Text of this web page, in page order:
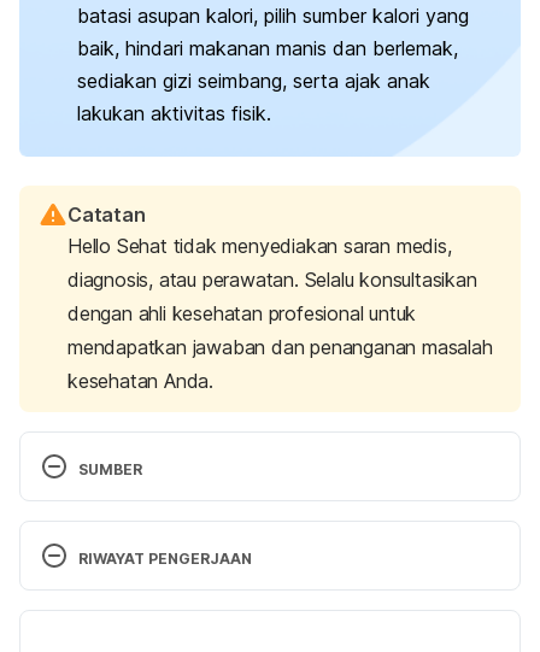
batasi asupan kalori, pilih sumber kalori yang
baik, hindari makanan manis dan berlemak,
sediakan gizi seimbang, serta ajak anak
lakukan aktivitas fisik.
Catatan
Hello Sehat tidak menyediakan saran medis,
diagnosis, atau perawatan. Selalu konsultasikan
dengan ahli kesehatan profesional untuk
mendapatkan jawaban dan penanganan masalah
kesehatan Anda.
SUMBER
Tabel Angka Kebutuhan Gizi. (N.d.). Retrieved 17
October 2024, from
https://p2ptm.kemkes.go.id/Inforgraphic/penyakit-
RIWAYAT PENGERJAAN